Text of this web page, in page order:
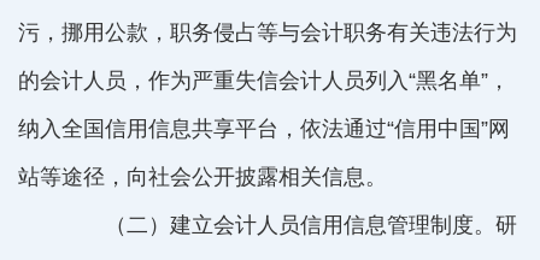
污，挪用公款，职务侵占等与会计职务有关违法行为
的会计人员，作为严重失信会计人员列入“黑名单”，
纳入全国信用信息共享平台，依法通过“信用中国”网
站等途径，向社会公开披露相关信息。
（二）建立会计人员信用信息管理制度。研